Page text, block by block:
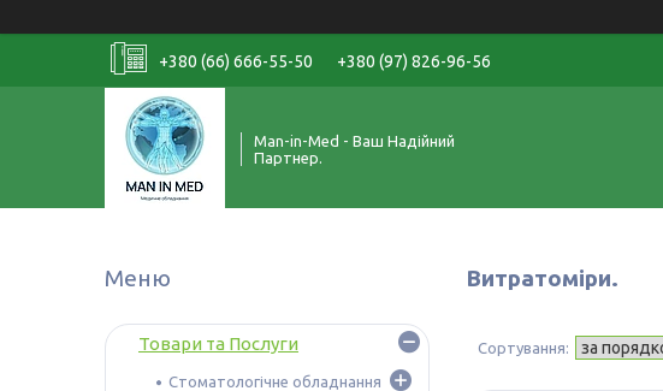
+380 (66) 666-55-50 +380 (97) 826-96-56
Man-in-Med - Ваш Надійний
Партнер.
Витратоміри.
Товари та Послуги
Стоматологічне обладнання